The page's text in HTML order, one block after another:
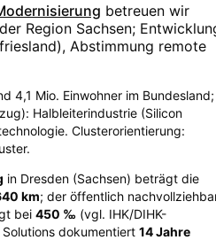
betreuen wir
Region Sachsen;
Abstimmung remote
4,1 Mio. Einwohner im Bundesland;
Halbleiterindustrie (Silicon
Clusterorientierung:
in Dresden (Sachsen) beträgt die
km; der öffentlich
bei 450 ‰ (vgl. IHK/DIHK-
dokumentiert 14Jahre